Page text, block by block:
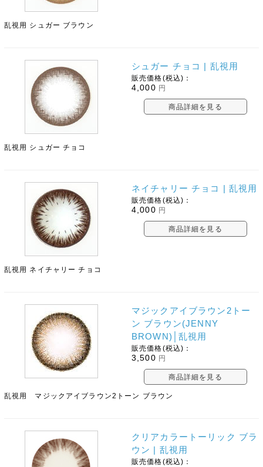
乱視用 シュガー ブラウン
シュガー チョコ | 乱視用
販売価格(税込)：
4,000 円
商品詳細を見る
乱視用 シュガー チョコ
ネイチャリー チョコ | 乱視用
販売価格(税込)：
4,000 円
商品詳細を見る
乱視用 ネイチャリー チョコ
マジックアイブラウン2トー
ン ブラウン(JENNY
BROWN)│乱視用
販売価格(税込)：
3,500 円
商品詳細を見る
乱視用 マジックアイブラウン2トーン ブラウン
クリアカラートーリック ブラ
ウン | 乱視用
販売価格(税込)：